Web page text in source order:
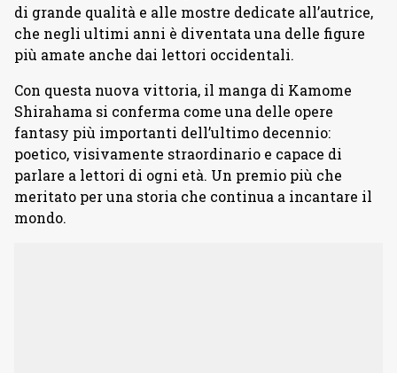
di grande qualità e alle mostre dedicate all’autrice,
che negli ultimi anni è diventata una delle figure
più amate anche dai lettori occidentali.
Con questa nuova vittoria, il manga di Kamome
Shirahama si conferma come una delle opere
fantasy più importanti dell’ultimo decennio:
poetico, visivamente straordinario e capace di
parlare a lettori di ogni età. Un premio più che
meritato per una storia che continua a incantare il
mondo.